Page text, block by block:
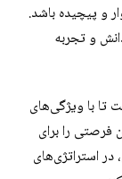
و پیچیده باشد.
و تجربه
تا با ویژگی‌های
فرصتی را برای
در استراتژی‌های